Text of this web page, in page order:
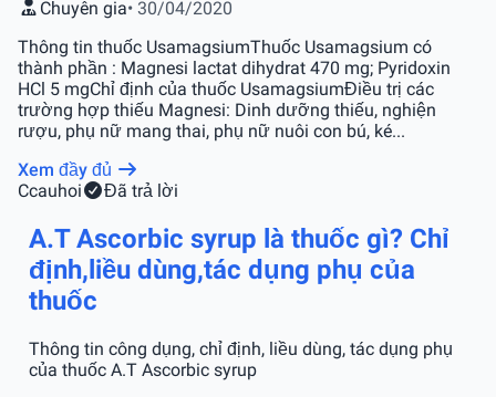
Chuyên gia• 30/04/2020
Thông tin thuốc UsamagsiumThuốc Usamagsium có
thành phần : Magnesi lactat dihydrat 470 mg; Pyridoxin
HCl 5 mgChỉ định của thuốc UsamagsiumĐiều trị các
trường hợp thiếu Magnesi: Dinh dưỡng thiếu, nghiện
rượu, phụ nữ mang thai, phụ nữ nuôi con bú, ké...
Xem đầy đủ
Ccauhoi Đã trả lời
A.T Ascorbic syrup là thuốc gì? Chỉ
định,liều dùng,tác dụng phụ của
thuốc
Thông tin công dụng, chỉ định, liều dùng, tác dụng phụ
của thuốc A.T Ascorbic syrup